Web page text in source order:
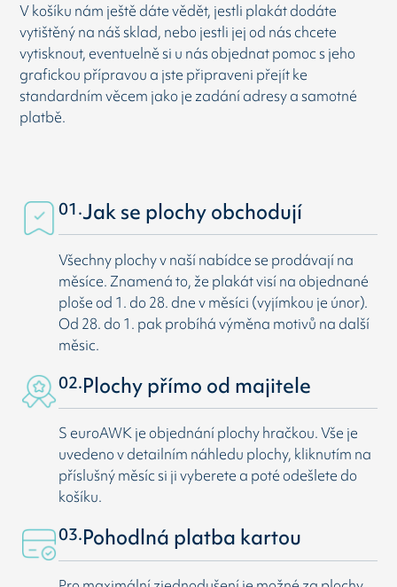
V košíku nám ještě dáte vědět, jestli plakát dodáte
vytištěný na náš sklad, nebo jestli jej od nás chcete
vytisknout, eventuelně si u nás objednat pomoc s jeho
grafickou přípravou a jste připraveni přejít ke
standardním věcem jako je zadání adresy a samotné
platbě.
01.Jak se plochy obchodují
Všechny plochy v naší nabídce se prodávají na
měsíce. Znamená to, že plakát visí na objednané
ploše od 1. do 28. dne v měsíci (vyjímkou je únor).
Od 28. do 1. pak probíhá výměna motivů na další
měsic.
02.Plochy přímo od majitele
S euroAWK je objednání plochy hračkou. Vše je
uvedeno v detailním náhledu plochy, kliknutím na
příslušný měsíc si ji vyberete a poté odešlete do
košíku.
03.Pohodlná platba kartou